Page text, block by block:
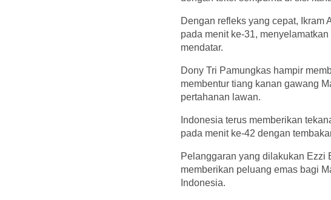
Dengan refleks yang cepat, Ikram
pada menit ke-31,
mendatar.
Dony Tri Pamungkas hampir
membentur tiang kanan gawang
pertahanan lawan.
Indonesia terus memberikan
pada menit ke-42 dengan
Pelanggaran yang dilakukan Ezzi
memberikan peluang emas bagi
Indonesia.